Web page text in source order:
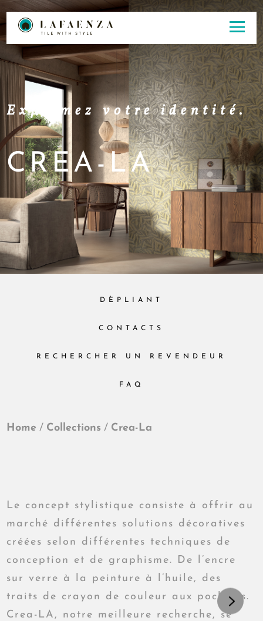
Exprimez votre identité.
CREA-LA
DÈPLIANT
CONTACTS
RECHERCHER UN REVENDEUR
FAQ
Home / Collections / Crea-La
Le concept stylistique consiste à offrir au
marché différentes solutions décoratives
créées selon différentes techniques de
conception et de graphisme. De l’encre
sur verre à la peinture à l’huile, des
traits de crayon de couleur aux pochoirs.
Crea-LA, notre meilleure recherche, se